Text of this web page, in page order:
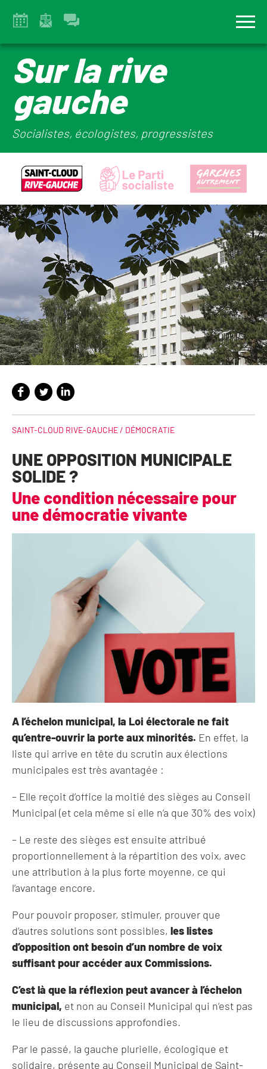
Sur la rive
gauche
Socialistes, écologistes, progressistes
SAINT-CLOUD RIVE-GAUCHE / DÉMOCRATIE
UNE OPPOSITION MUNICIPALE
SOLIDE ?
Une condition nécessaire pour
une démocratie vivante
A l’échelon municipal, la Loi électorale ne fait
qu’entre-ouvrir la porte aux minorités. En effet, la
liste qui arrive en tête du scrutin aux élections
municipales est très avantagée :
– Elle reçoit d’office la moitié des sièges au Conseil
Municipal (et cela même si elle n’a que 30% des voix)
– Le reste des sièges est ensuite attribué
proportionnellement à la répartition des voix, avec
une attribution à la plus forte moyenne, ce qui
l’avantage encore.
Pour pouvoir proposer, stimuler, prouver que
d’autres solutions sont possibles, les listes
d’opposition ont besoin d’un nombre de voix
suffisant pour accéder aux Commissions.
C’est là que la réflexion peut avancer à l’échelon
municipal, et non au Conseil Municipal qui n’est pas
le lieu de discussions approfondies.
Par le passé, la gauche plurielle, écologique et
solidaire, présente au Conseil Municipal de Saint-